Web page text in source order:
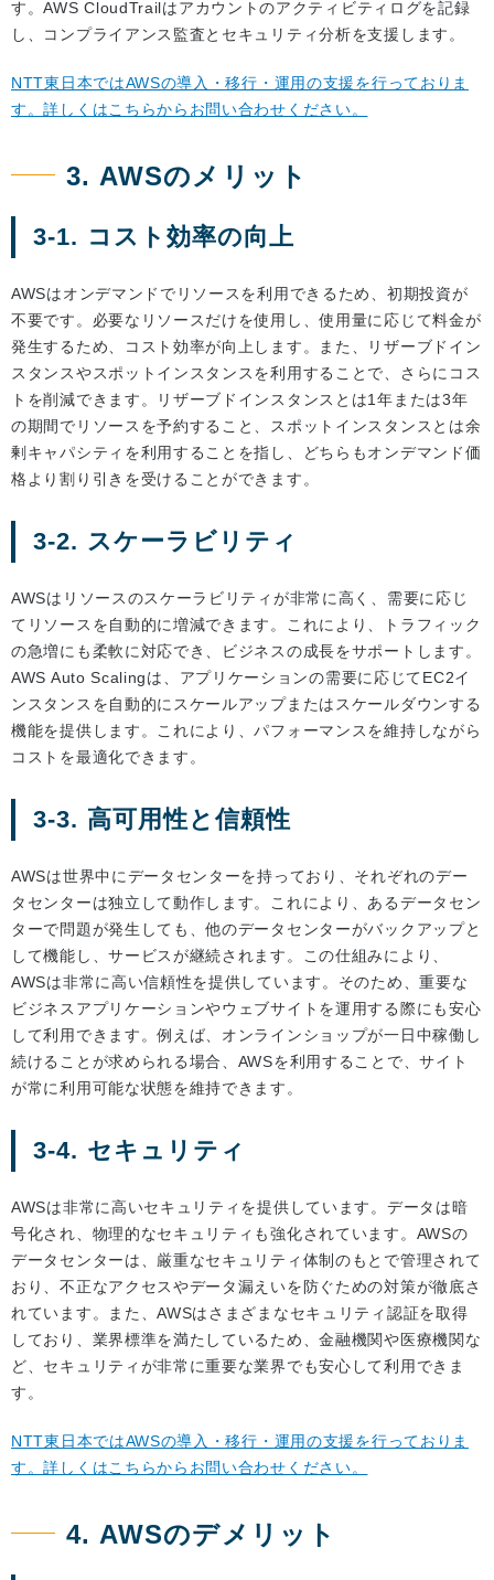
す。AWS CloudTrailはアカウントのアクティビティログを記録
し、コンプライアンス監査とセキュリティ分析を支援します。
NTT東日本ではAWSの導入・移行・運用の支援を行っておりま
す。詳しくはこちらからお問い合わせください。
3. AWSのメリット
3-1. コスト効率の向上
AWSはオンデマンドでリソースを利用できるため、初期投資が
不要です。必要なリソースだけを使用し、使用量に応じて料金が
発生するため、コスト効率が向上します。また、リザーブドイン
スタンスやスポットインスタンスを利用することで、さらにコス
トを削減できます。リザーブドインスタンスとは1年または3年
の期間でリソースを予約すること、スポットインスタンスとは余
剰キャパシティを利用することを指し、どちらもオンデマンド価
格より割り引きを受けることができます。
3-2. スケーラビリティ
AWSはリソースのスケーラビリティが非常に高く、需要に応じ
てリソースを自動的に増減できます。これにより、トラフィック
の急増にも柔軟に対応でき、ビジネスの成長をサポートします。
AWS Auto Scalingは、アプリケーションの需要に応じてEC2イ
ンスタンスを自動的にスケールアップまたはスケールダウンする
機能を提供します。これにより、パフォーマンスを維持しながら
コストを最適化できます。
3-3. 高可用性と信頼性
AWSは世界中にデータセンターを持っており、それぞれのデー
タセンターは独立して動作します。これにより、あるデータセン
ターで問題が発生しても、他のデータセンターがバックアップと
して機能し、サービスが継続されます。この仕組みにより、
AWSは非常に高い信頼性を提供しています。そのため、重要な
ビジネスアプリケーションやウェブサイトを運用する際にも安心
して利用できます。例えば、オンラインショップが一日中稼働し
続けることが求められる場合、AWSを利用することで、サイト
が常に利用可能な状態を維持できます。
3-4. セキュリティ
AWSは非常に高いセキュリティを提供しています。データは暗
号化され、物理的なセキュリティも強化されています。AWSの
データセンターは、厳重なセキュリティ体制のもとで管理されて
おり、不正なアクセスやデータ漏えいを防ぐための対策が徹底さ
れています。また、AWSはさまざまなセキュリティ認証を取得
しており、業界標準を満たしているため、金融機関や医療機関な
ど、セキュリティが非常に重要な業界でも安心して利用できま
す。
NTT東日本ではAWSの導入・移行・運用の支援を行っておりま
す。詳しくはこちらからお問い合わせください。
4. AWSのデメリット